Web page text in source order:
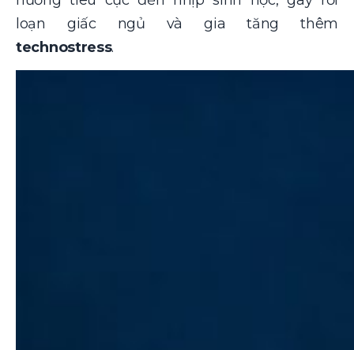
loạn giấc ngủ và gia tăng thêm
technostress.